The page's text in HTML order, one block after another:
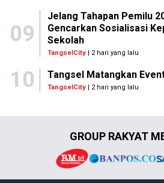
09
Jelang Tahapan Pemilu
Gencarkan Sosialisasi
Sekolah
TangselCity| 2 hari yang lalu
10 Tangsel Matangkan
TangselCity | 2 hari yang lalu
GROUP RAKYAT